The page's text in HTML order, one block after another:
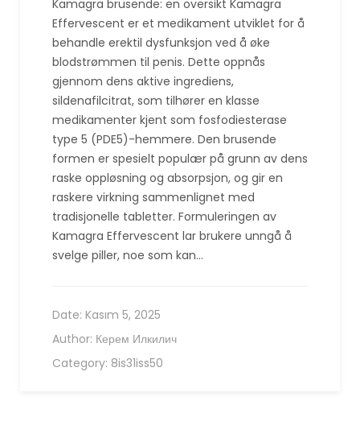
Kamagra brusende: en oversikt Kamagra
Effervescent er et medikament utviklet for å
behandle erektil dysfunksjon ved å øke
blodstrømmen til penis. Dette oppnås
gjennom dens aktive ingrediens,
sildenafilcitrat, som tilhører en klasse
medikamenter kjent som fosfodiesterase
type 5 (PDE5)-hemmere. Den brusende
formen er spesielt populær på grunn av dens
raske oppløsning og absorpsjon, og gir en
raskere virkning sammenlignet med
tradisjonelle tabletter. Formuleringen av
Kamagra Effervescent lar brukere unngå å
svelge piller, noe som kan…
Date: Kasım 5, 2025
Author: Керем Илкилич
Category: 8is31iss50